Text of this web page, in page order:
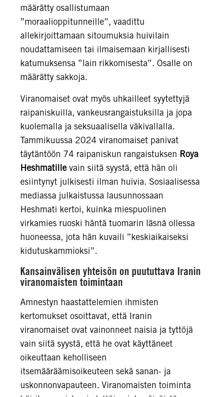
määrätty osallistumaan
”moraalioppitunneille”, vaadittu
allekirjoittamaan sitoumuksia huivilain
noudattamiseen tai ilmaisemaan kirjallisesti
katumuksensa ”lain rikkomisesta”. Osalle on
määrätty sakkoja.
Viranomaiset ovat myös uhkailleet syytettyjä
raipaniskuilla, vankeusrangaistuksilla ja jopa
kuolemalla ja seksuaalisella väkivallalla.
Tammikuussa 2024 viranomaiset panivat
täytäntöön 74 raipaniskun rangaistuksen Roya
Heshmatille vain siitä syystä, että hän oli
esiintynyt julkisesti ilman huivia. Sosiaalisessa
mediassa julkaistussa lausunnossaan
Heshmati kertoi, kuinka miespuolinen
virkamies ruoski häntä tuomarin läsnä ollessa
huoneessa, jota hän kuvaili ”keskiaikaiseksi
kidutuskammioksi”.
Kansainvälisen yhteisön on puututtava Iranin
viranomaisten toimintaan
Amnestyn haastattelemien ihmisten
kertomukset osoittavat, että Iranin
viranomaiset ovat vainonneet naisia ja tyttöjä
vain siitä syystä, että he ovat käyttäneet
oikeuttaan keholliseen
itsemääräämisoikeuteen sekä sanan- ja
uskonnonvapauteen. Viranomaisten toiminta